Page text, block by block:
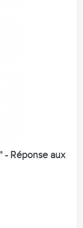
- Réponse aux